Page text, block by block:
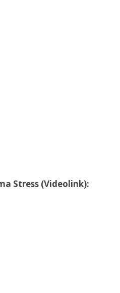
Stress (Videolink):